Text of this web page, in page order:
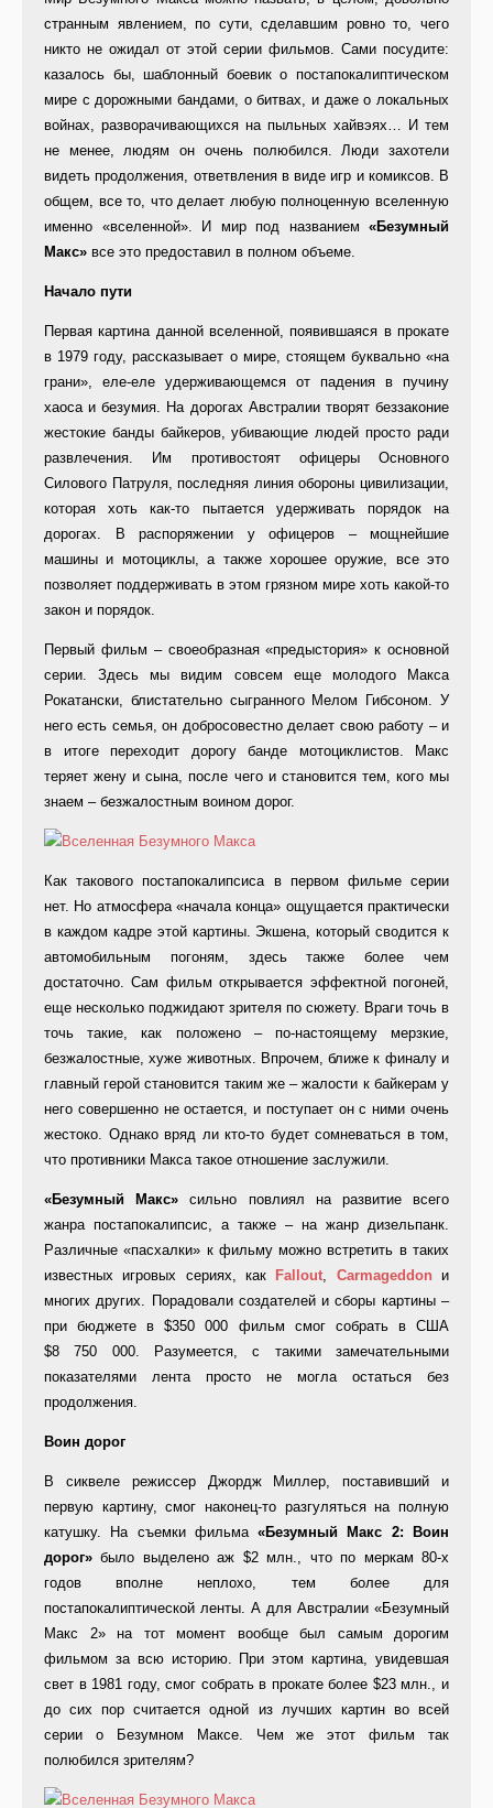
странным явлением, по сути, сделавшим ровно то, чего
никто не ожидал от этой серии фильмов. Сами посудите:
казалось бы, шаблонный боевик о постапокалиптическом
мире с дорожными бандами, о битвах, и даже о локальных
войнах, разворачивающихся на пыльных хайвэях… И тем
не менее, людям он очень полюбился. Люди захотели
видеть продолжения, ответвления в виде игр и комиксов. В
общем, все то, что делает любую полноценную вселенную
именно «вселенной». И мир под названием «Безумный
Макс» все это предоставил в полном объеме.
Начало пути
Первая картина данной вселенной, появившаяся в прокате
в 1979 году, рассказывает о мире, стоящем буквально «на
грани», еле-еле удерживающемся от падения в пучину
хаоса и безумия. На дорогах Австралии творят беззаконие
жестокие банды байкеров, убивающие людей просто ради
развлечения. Им противостоят офицеры Основного
Силового Патруля, последняя линия обороны цивилизации,
которая хоть как-то пытается удерживать порядок на
дорогах. В распоряжении у офицеров – мощнейшие
машины и мотоциклы, а также хорошее оружие, все это
позволяет поддерживать в этом грязном мире хоть какой-то
закон и порядок.
Первый фильм – своеобразная «предыстория» к основной
серии. Здесь мы видим совсем еще молодого Макса
Рокатански, блистательно сыгранного Мелом Гибсоном. У
него есть семья, он добросовестно делает свою работу – и
в итоге переходит дорогу банде мотоциклистов. Макс
теряет жену и сына, после чего и становится тем, кого мы
знаем – безжалостным воином дорог.
Как такового постапокалипсиса в первом фильме серии
нет. Но атмосфера «начала конца» ощущается практически
в каждом кадре этой картины. Экшена, который сводится к
автомобильным погоням, здесь также более чем
достаточно. Сам фильм открывается эффектной погоней,
еще несколько поджидают зрителя по сюжету. Враги точь в
точь такие, как положено – по-настоящему мерзкие,
безжалостные, хуже животных. Впрочем, ближе к финалу и
главный герой становится таким же – жалости к байкерам у
него совершенно не остается, и поступает он с ними очень
жестоко. Однако вряд ли кто-то будет сомневаться в том,
что противники Макса такое отношение заслужили.
«Безумный Макс» сильно повлиял на развитие всего
жанра постапокалипсис, а также – на жанр дизельпанк.
Различные «пасхалки» к фильму можно встретить в таких
известных игровых сериях, как Fallout Carmageddon и
многих других. Порадовали создателей и сборы картины –
при бюджете в $350 000 фильм смог собрать в США
$8 750 000. Разумеется, с такими замечательными
показателями лента просто не могла остаться без
продолжения.
Воин дорог
В сиквеле режиссер Джордж Миллер, поставивший и
первую картину, смог наконец-то разгуляться на полную
катушку. На съемки фильма«Безумный Макс 2: Воин
дорог» было выделено аж $2 млн., что по меркам 80-х
годов вполне неплохо, тем более для
постапокалиптической ленты. А для Австралии «Безумный
Макс 2» на тот момент вообще был самым дорогим
фильмом за всю историю. При этом картина, увидевшая
свет в 1981 году, смог собрать в прокате более $23 млн., и
до сих пор считается одной из лучших картин во всей
серии о Безумном Максе. Чем же этот фильм так
полюбился зрителям?